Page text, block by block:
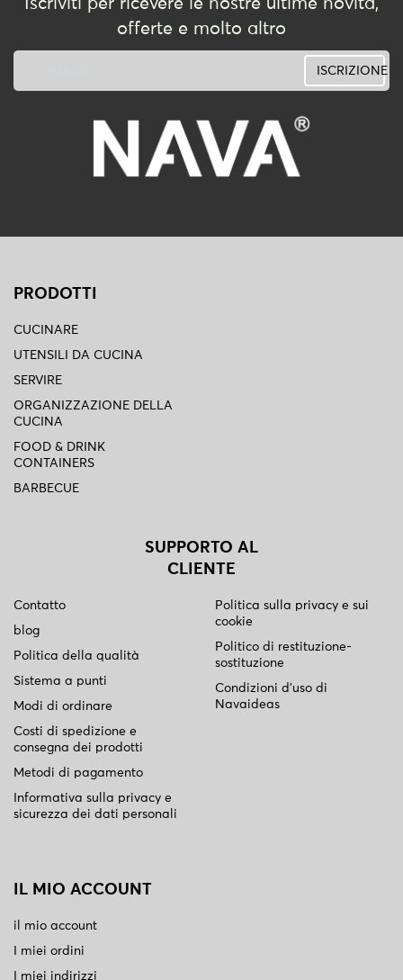
Iscriviti per ricevere le nostre ultime novità,
offerte e molto altro
ISCRIZIONE
PRODOTTI
CUCINARE
UTENSILI DA CUCINA
SERVIRE
ORGANIZZAZIONE DELLA
CUCINA
FOOD & DRINK
CONTAINERS
BARBECUE
SUPPORTO AL
CLIENTE
Contatto
blog
Politica della qualità
Sistema a punti
Modi di ordinare
Costi di spedizione e
consegna dei prodotti
Metodi di pagamento
Informativa sulla privacy e
sicurezza dei dati personali
Politica sulla privacy e sui
cookie
Politico di restituzione-
sostituzione
Condizioni d'uso di
Navaideas
IL MIO ACCOUNT
il mio account
I miei ordini
I miei indirizzi